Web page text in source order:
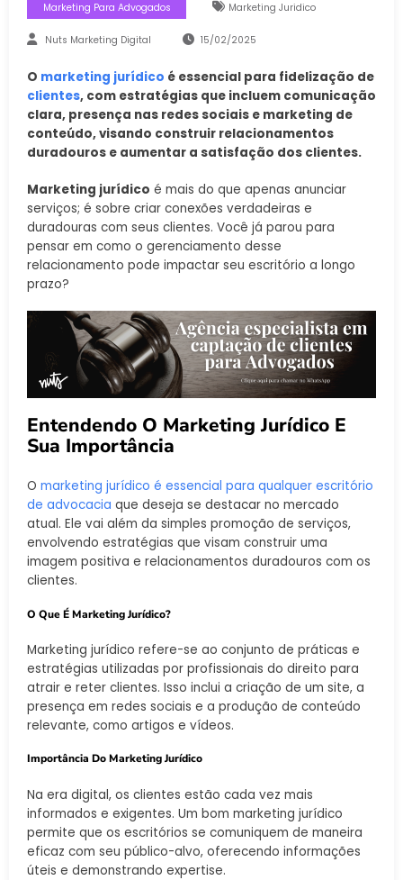
Marketing Para Advogados Marketing Juridico
Nuts Marketing Digital 15/02/2025
O marketing jurídico é essencial para fidelização de
clientes, com estratégias que incluem comunicação
clara, presença nas redes sociais e marketing de
conteúdo, visando construir relacionamentos
duradouros e aumentar a satisfação dos clientes.
Marketing jurídico é mais do que apenas anunciar
serviços; é sobre criar conexões verdadeiras e
duradouras com seus clientes. Você já parou para
pensar em como o gerenciamento desse
relacionamento pode impactar seu escritório a longo
prazo?
Entendendo O Marketing Jurídico E
Sua Importância
O marketing jurídico é essencial para qualquer escritório
de advocacia que deseja se destacar no mercado
atual. Ele vai além da simples promoção de serviços,
envolvendo estratégias que visam construir uma
imagem positiva e relacionamentos duradouros com os
clientes.
O Que É Marketing Jurídico?
Marketing jurídico refere-se ao conjunto de práticas e
estratégias utilizadas por profissionais do direito para
atrair e reter clientes. Isso inclui a criação de um site, a
presença em redes sociais e a produção de conteúdo
relevante, como artigos e vídeos.
Importância Do Marketing Jurídico
Na era digital, os clientes estão cada vez mais
informados e exigentes. Um bom marketing jurídico
permite que os escritórios se comuniquem de maneira
eficaz com seu público-alvo, oferecendo informações
úteis e demonstrando expertise.